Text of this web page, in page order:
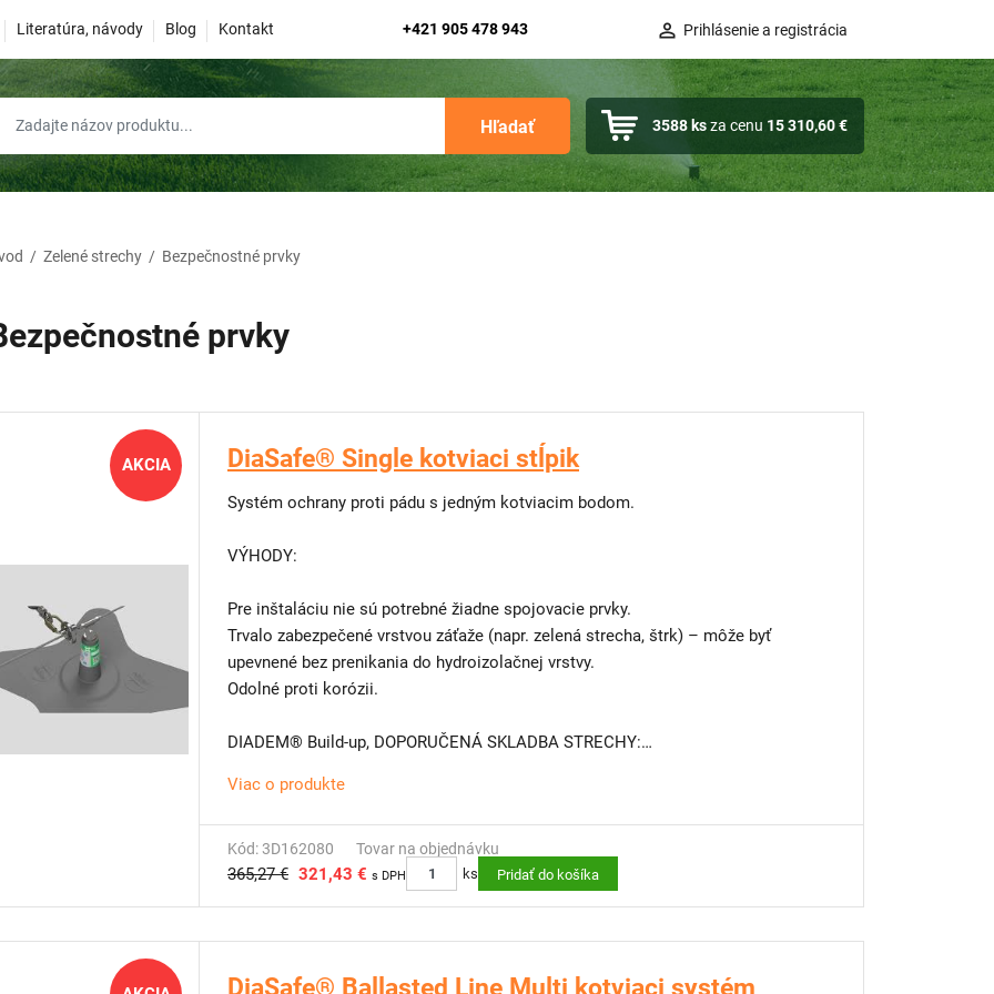
Literatúra, návody Blog Kontakt +421 905 478 943 Prihlásenie a registrácia
Hľadať 3588ksza cenu 15 310,60 €
/ Zelené strechy / Bezpečnostné prvky
prvky
AKCIA DiaSafe® Single kotviaci stĺpik
Systém ochrany proti pádu s jedným kotviacim bodom.
VÝHODY:
Pre inštaláciu nie sú potrebné žiadne spojovacie prvky.
Trvalo zabezpečené vrstvou záťaže (napr. zelená strecha, štrk) – môže byť
upevnené bez prenikania do hydroizolačnej vrstvy.
Odolné proti korózii.
DIADEM® Build-up, DOPORUČENÁ SKLADBA STRECHY:
Bezpečnostný systém proti pádu DiaSafe Line
Separačná a filtračná geotextília VLF 150
Odvodňovacia doska DiaDrain-25H
Mechanická ochranná geotextília VLU 300
Hydroizolačná membrána odolná voči koreňom
Viac o produkte
Kód: 3D162080 Tovar na objednávku
365,27 € 321,43 € s DPH ks Pridať do košíka
DiaSafe® Ballasted Line Multi kotviaci systém